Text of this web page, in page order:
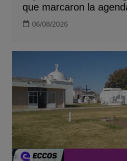
que marcaron la
06/08/2026